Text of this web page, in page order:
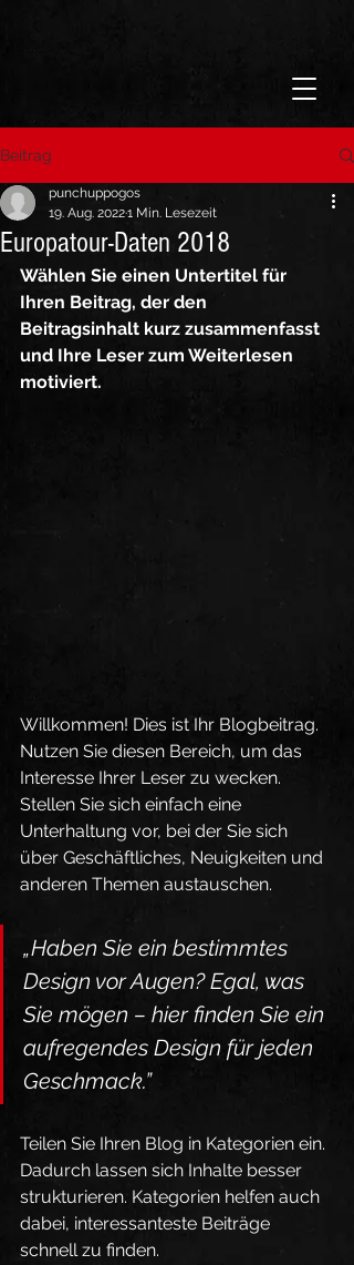
Beitrag
Europatour-Daten 2018
punchuppogos
19. Aug. 20221 Min. Lesezeit
Wählen Sie einen Untertitel für
Ihren Beitrag, der den
Beitragsinhalt kurz zusammenfasst
und Ihre Leser zum Weiterlesen
motiviert.
Willkommen! Dies ist Ihr Blogbeitrag.
Nutzen Sie diesen Bereich, um das
Interesse Ihrer Leser zu wecken.
Stellen Sie sich einfach eine
Unterhaltung vor, bei der Sie sich
über Geschäftliches, Neuigkeiten und
anderen Themen austauschen.
„Haben Sie ein bestimmtes
Design vor Augen? Egal, was
Sie mögen – hier finden Sie ein
aufregendes Design für jeden
Geschmack.”
Teilen Sie Ihren Blog in Kategorien ein.
Dadurch lassen sich Inhalte besser
strukturieren. Kategorien helfen auch
dabei, interessanteste Beiträge
schnell zu finden.